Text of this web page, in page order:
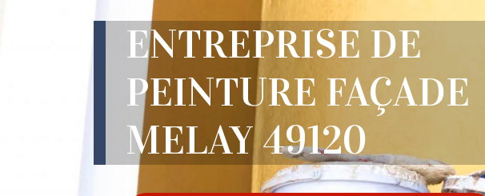
ENTREPRISE DE
PEINTURE FAÇADE
MELAY 49120